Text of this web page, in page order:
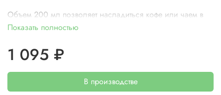
Объем 200 мл позволяет насладиться кофе или чаем в
полной мере.
Применение бытовое. Мыть без применения абразивных
моющих средств.
Материал: костяной фарфор.
Показать полностью
1 095 ₽
В производстве